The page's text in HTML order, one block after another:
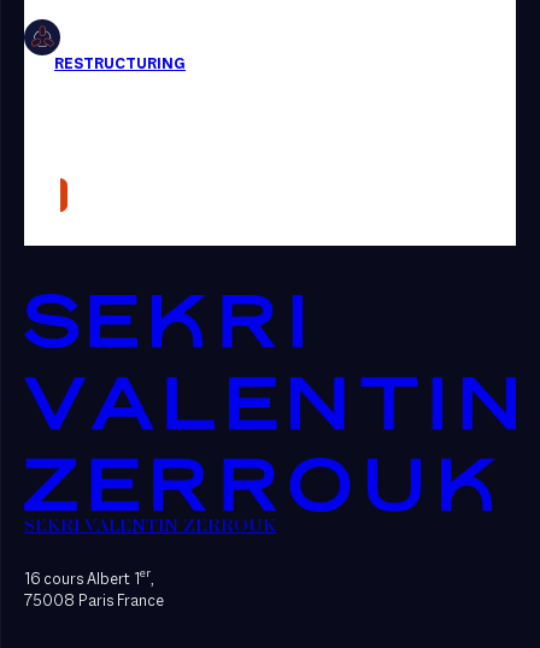
Presse
SEKRI VALENTIN ZERROUK
16 cours Albert 1er,
75008 Paris France